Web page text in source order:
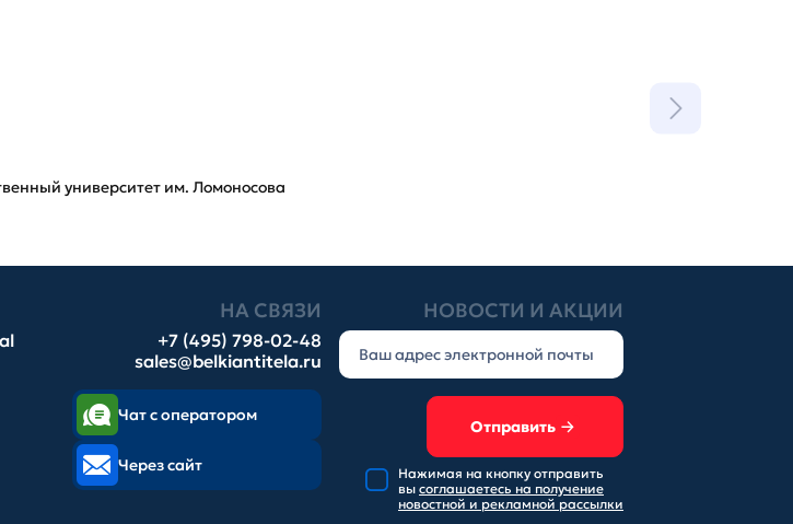
университет им. Ломоносова
НА СВЯЗИ
+7 (495) 798-02-48
sales@belkiantitela.ru
НОВОСТИ И АКЦИИ
Отправить
Нажимая на кнопку отправить
вы соглашаетесь на получение
новостной и рекламной рассылки
Чат с оператором
Через сайт